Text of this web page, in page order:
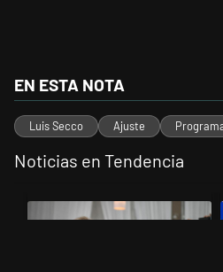
EN ESTA NOTA
Luis Secco Ajuste
Noticias en Tendencia
Un artículo de tendencia con el